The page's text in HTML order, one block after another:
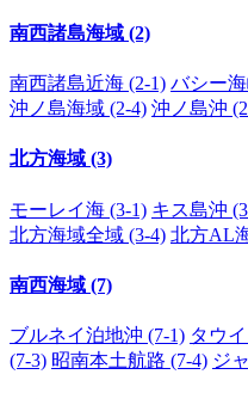
南西諸島海域 (2)
南西諸島近海 (2-1) バシー
沖ノ島海域 (2-4) 沖ノ島沖
北方海域 (3)
モーレイ海 (3-1) キス島沖
北方海域全域 (3-4) 北方AL
南西海域 (7)
ブルネイ泊地沖 (7-1) タウ
(7-3) 昭南本土航路 (7-4) ジ